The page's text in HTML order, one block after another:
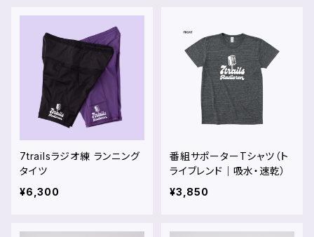
7trailsラジオ練 ランニング
タイツ
¥6,300
番組サポーターTシャツ（ト
ライブレンド｜吸水・速乾）
¥3,850